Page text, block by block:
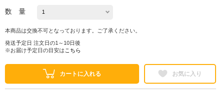
数 量
本商品は交換不可となっております。ご了承ください。
発送予定日 注文日の1～10日後
※お届け予定日の目安は こちら
カートに入れる お気に入り